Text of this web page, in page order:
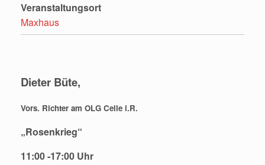
Veranstaltungsort
Maxhaus
Dieter Büte,
Vors. Richter am OLG Celle i.R.
„Rosenkrieg“
11:00 -17:00 Uhr